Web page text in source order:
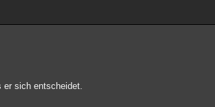
er sich entscheidet.